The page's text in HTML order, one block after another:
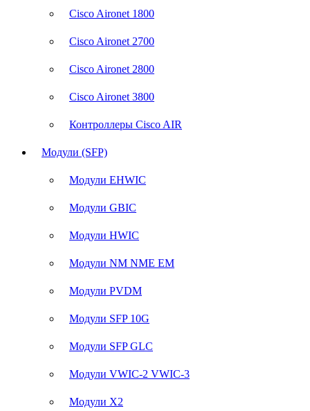
Cisco Aironet 1800
Cisco Aironet 2700
Cisco Aironet 2800
Cisco Aironet 3800
Контроллеры Cisco AIR
Модули (SFP)
Модули EHWIC
Модули GBIC
Модули HWIC
Модули NM NME EM
Модули PVDM
Модули SFP 10G
Модули SFP GLC
Модули VWIC-2 VWIC-3
Модули X2